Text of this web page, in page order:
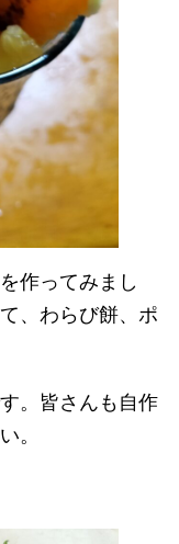
作ってみまし
、わらび餅、ポ
。皆さんも自作
。